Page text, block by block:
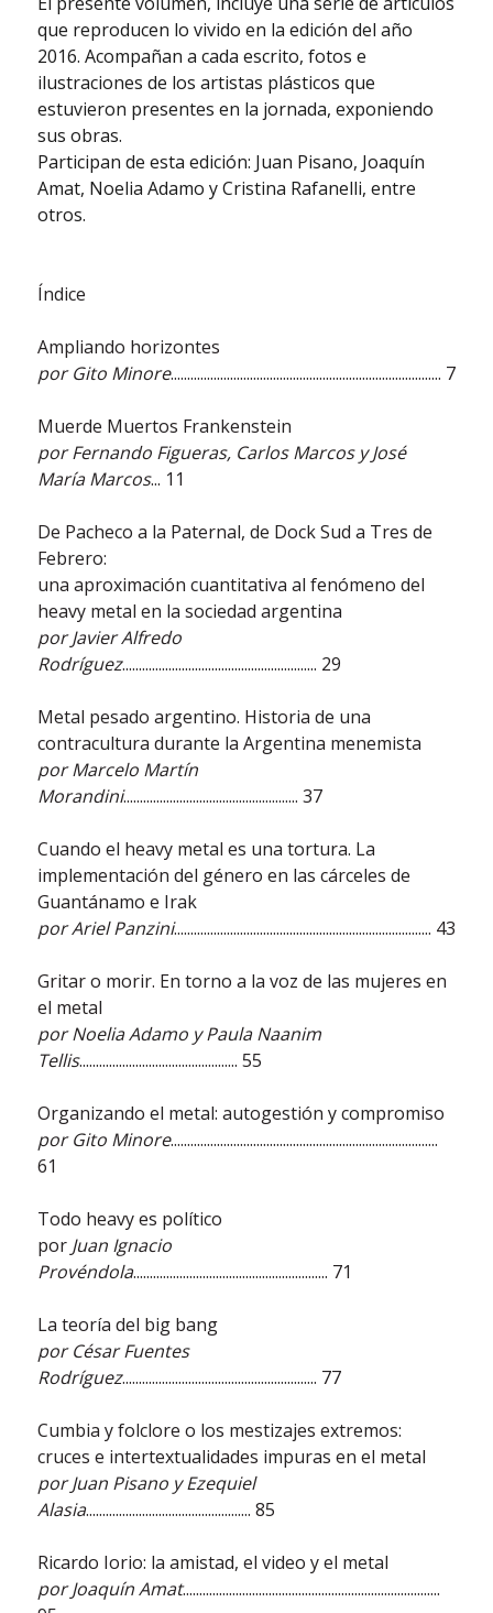
que reproducen lo vivido en la edición del año
2016. Acompañan a cada escrito, fotos e
ilustraciones de los artistas plásticos que
estuvieron presentes en la jornada, exponiendo
sus obras.
Participan de esta edición: Juan Pisano, Joaquín
Amat, Noelia Adamo y Cristina Rafanelli, entre
otros.
Índice
Ampliando horizontes
por Gito Minore.................................................................................. 7
Muerde Muertos Frankenstein
por Fernando Figueras, Carlos Marcos y José
María Marcos... 11
De Pacheco a la Paternal, de Dock Sud a Tres de
Febrero:
una aproximación cuantitativa al fenómeno del
heavy metal en la sociedad argentina
por Javier Alfredo
Rodríguez........................................................... 29
Metal pesado argentino. Historia de una
contracultura durante la Argentina menemista
por Marcelo Martín
Morandini..................................................... 37
Cuando el heavy metal es una tortura. La
implementación del género en las cárceles de
Guantánamo e Irak
por Ariel Panzini.............................................................................. 43
Gritar o morir. En torno a la voz de las mujeres en
el metal
por Noelia Adamo y Paula Naanim
Tellis................................................ 55
Organizando el metal: autogestión y compromiso
por Gito Minore.................................................................................
61
Todo heavy es político
por Juan Ignacio
Provéndola........................................................... 71
La teoría del big bang
por César Fuentes
Rodríguez........................................................... 77
Cumbia y folclore o los mestizajes extremos:
cruces e intertextualidades impuras en el metal
por Juan Pisano y Ezequiel
Alasia.................................................. 85
Ricardo Iorio: la amistad, el video y el metal
por Joaquín Amat..............................................................................